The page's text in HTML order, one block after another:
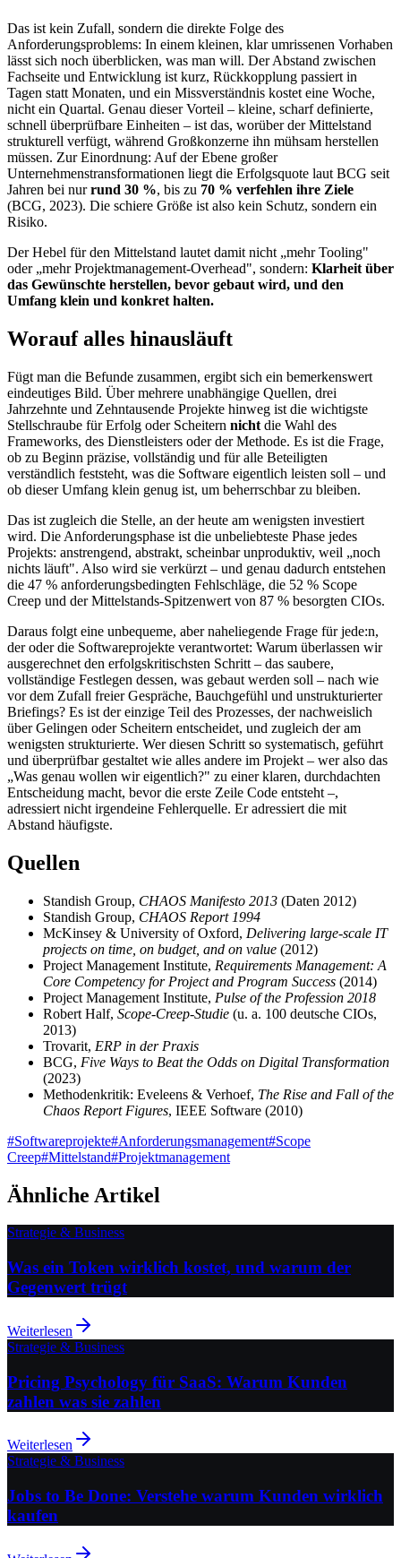
Das ist kein Zufall, sondern die direkte Folge des
Anforderungsproblems: In einem kleinen, klar umrissenen Vorhaben
lässt sich noch überblicken, was man will. Der Abstand zwischen
Fachseite und Entwicklung ist kurz, Rückkopplung passiert in
Tagen statt Monaten, und ein Missverständnis kostet eine Woche,
nicht ein Quartal. Genau dieser Vorteil – kleine, scharf definierte,
schnell überprüfbare Einheiten – ist das, worüber der Mittelstand
strukturell verfügt, während Großkonzerne ihn mühsam herstellen
müssen. Zur Einordnung: Auf der Ebene großer
Unternehmenstransformationen liegt die Erfolgsquote laut BCG seit
Jahren bei nurrund 30 %, bis zu 70 % verfehlen ihre Ziele
(BCG, 2023). Die schiere Größe ist also kein Schutz, sondern ein
Risiko.
Der Hebel für den Mittelstand lautet damit nicht „mehr Tooling"
oder „mehr Projektmanagement-Overhead", sondern: Klarheit über
das Gewünschte herstellen, bevor gebaut wird, und den
Umfang klein und konkret halten.
Worauf alles hinausläuft
Fügt man die Befunde zusammen, ergibt sich ein bemerkenswert
eindeutiges Bild. Über mehrere unabhängige Quellen, drei
Jahrzehnte und Zehntausende Projekte hinweg ist die wichtigste
Stellschraube für Erfolg oder Scheitern nicht die Wahl des
Frameworks, des Dienstleisters oder der Methode. Es ist die Frage,
ob zu Beginn präzise, vollständig und für alle Beteiligten
verständlich feststeht, was die Software eigentlich leisten soll – und
ob dieser Umfang klein genug ist, um beherrschbar zu bleiben.
Das ist zugleich die Stelle, an der heute am wenigsten investiert
wird. Die Anforderungsphase ist die unbeliebteste Phase jedes
Projekts: anstrengend, abstrakt, scheinbar unproduktiv, weil „noch
nichts läuft". Also wird sie verkürzt – und genau dadurch entstehen
die 47 % anforderungsbedingten Fehlschläge, die 52 % Scope
Creep und der Mittelstands-Spitzenwert von 87 % besorgten CIOs.
Daraus folgt eine unbequeme, aber naheliegende Frage für jede:n,
der oder die Softwareprojekte verantwortet: Warum überlassen wir
ausgerechnet den erfolgskritischsten Schritt – das saubere,
vollständige Festlegen dessen, was gebaut werden soll – nach wie
vor dem Zufall freier Gespräche, Bauchgefühl und unstrukturierter
Briefings? Es ist der einzige Teil des Prozesses, der nachweislich
über Gelingen oder Scheitern entscheidet, und zugleich der am
wenigsten strukturierte. Wer diesen Schritt so systematisch, geführt
und überprüfbar gestaltet wie alles andere im Projekt – wer also das
„Was genau wollen wir eigentlich?" zu einer klaren, durchdachten
Entscheidung macht, bevor die erste Zeile Code entsteht –,
adressiert nicht irgendeine Fehlerquelle. Er adressiert die mit
Abstand häufigste.
Quellen
Standish Group, CHAOS Manifesto 2013 (Daten 2012)
Standish Group, CHAOS Report 1994
McKinsey & University of Oxford, Delivering large-scale IT
projects on time, on budget, and on value (2012)
Project Management Institute, Requirements Management: A
Core Competency for Project and Program Success (2014)
Project Management Institute, Pulse of the Profession 2018
Robert Half, Scope-Creep-Studie (u. a. 100 deutsche CIOs,
2013)
Trovarit, ERP in der Praxis
BCG, Five Ways to Beat the Odds on Digital Transformation
(2023)
Methodenkritik: Eveleens & Verhoef, The Rise and Fall of the
Chaos Report Figures, IEEE Software (2010)
#Softwareprojekte#Anforderungsmanagement#Scope
Creep#Mittelstand#Projektmanagement
Ähnliche Artikel
Strategie & Business
Was ein Token wirklich kostet, und warum der
Gegenwert trügt
Weiterlesen
Strategie & Business
Pricing Psychology für SaaS: Warum Kunden
zahlen was sie zahlen
Weiterlesen
Strategie & Business
Jobs to Be Done: Verstehe warum Kunden wirklich
kaufen